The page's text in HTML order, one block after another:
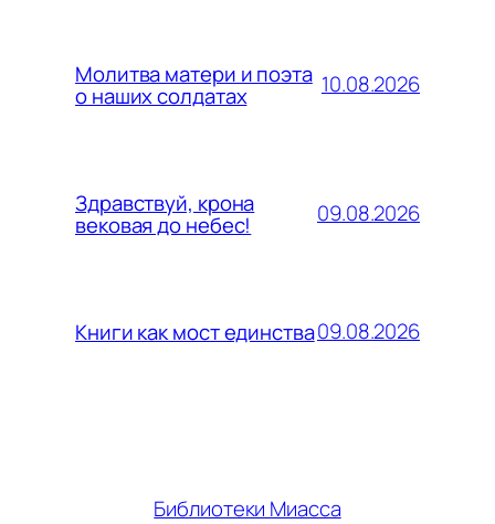
Молитва матери и поэта
о наших солдатах 10.08.2026
Здравствуй, крона
вековая до небес! 09.08.2026
Книги как мост единства09.08.2026
Библиотеки Миасса